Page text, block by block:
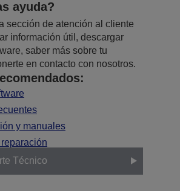
ayuda?
sección de atención al cliente
información útil, descargar
saber más sobre tu
en contacto con nosotros.
y manuales
Técnico